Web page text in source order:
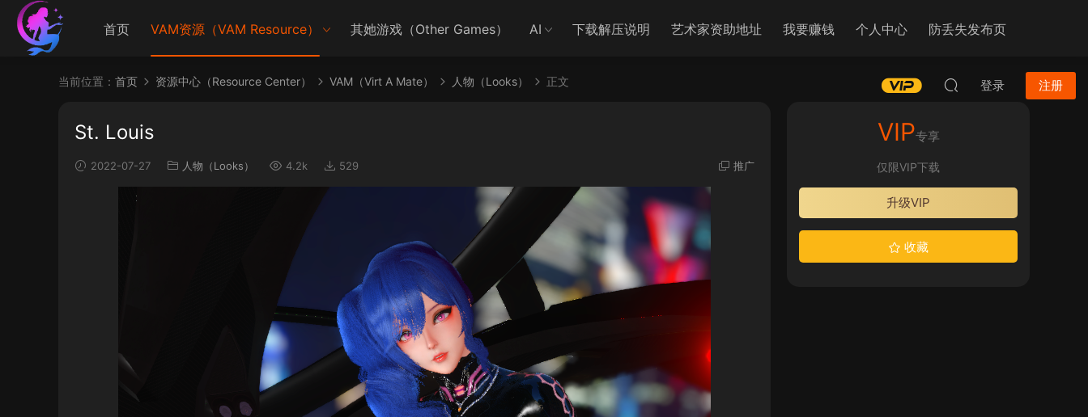
首页 VAM资源（VAM Resource） 其她游戏（Other Games） AI 下载解压说明 艺术家资助地址 我要赚钱 个人中心 防丢失发布页
登录 注册
当前位置： 首页 资源中心（Resource Center） VAM（Virt A Mate） 人物（Looks） 正文
St. Louis
2022-07-27 人物（Looks） 4.2k 529 推广
VIP专享
仅限VIP下载
升级VIP
收藏